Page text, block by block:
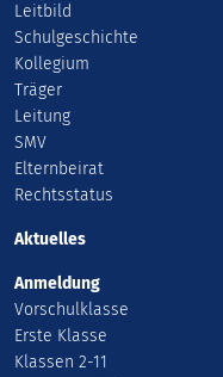
Leitbild
Schulgeschichte
Kollegium
Träger
Leitung
SMV
Elternbeirat
Rechtsstatus
Aktuelles
Anmeldung
Vorschulklasse
Erste Klasse
Klassen 2-11